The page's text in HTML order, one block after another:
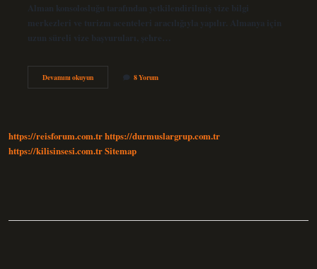
Alman konsolosluğu tarafından yetkilendirilmiş vize bilgi
merkezleri ve turizm acenteleri aracılığıyla yapılır. Almanya için
uzun süreli vize başvuruları, şehre…
Devamını okuyunAlmanya
Yeni
8 Yorum
https://reisforum.com.trhttps://durmuslargrup.com.tr
https://kilisinsesi.com.trSitemap